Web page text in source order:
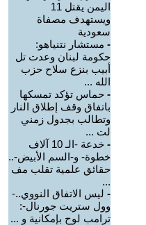
اليمن يقتل 11
ويستهدف مصفاة
سعودية
- مستشار نتنياهو:
حكومة لبنان وعدت تل
أبيب بنزع سلاح حزب
الله ...
- حماس تؤكد تمسكها
باتفاق وقف إطلاق النار
وتطالب بجدول زمني
لت ...
-
خدعة -الـ 10 آلاف
خطوة- و-السم الأبيض-..
حقائق علمية تقلب مف
...
- ليس الاتفاق النووي..-
وول ستريت جورنال-:
ترامب لوح بإمكانية و ...